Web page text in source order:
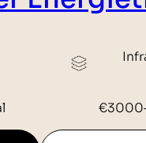
€3000